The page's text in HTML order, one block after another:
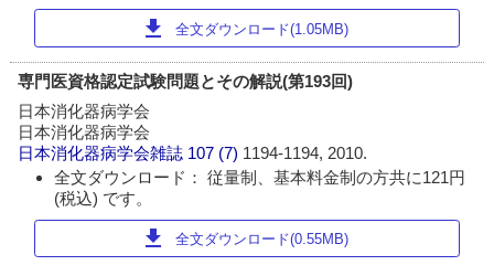
download 全文ダウンロード(1.05MB)
専門医資格認定試験問題とその解説(第193回)
日本消化器病学会
日本消化器病学会
日本消化器病学会雑誌 107 (7) 1194-1194, 2010.
全文ダウンロード： 従量制、基本料金制の方共に121円
(税込) です。
download 全文ダウンロード(0.55MB)